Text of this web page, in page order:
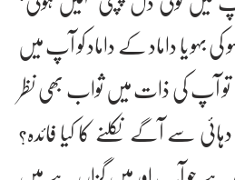
یا داماد کے داماد کو آپ میں
تو آپ کی ذات میں ثواب بھی نظر
سے آگے نکلنے کا کیا فائدہ؟